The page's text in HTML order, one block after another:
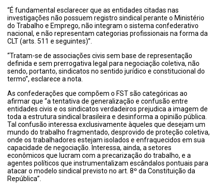
“É fundamental esclarecer que as entidades citadas nas
investigações não possuem registro sindical perante o Ministério
do Trabalho e Emprego, não integram o sistema confederativo
nacional, e não representam categorias profissionais na forma da
CLT (arts. 511 e seguintes)”.
“Tratam-se de associações civis sem base de representação
definida e sem prerrogativa legal para negociação coletiva, não
sendo, portanto, sindicatos no sentido jurídico e constitucional do
termo”, esclarece a nota.
As confederações que compõem o FST são categóricas ao
afirmar que “a tentativa de generalização e confusão entre
entidades civis e os sindicatos verdadeiros prejudica a imagem de
toda a estrutura sindical brasileira e desinforma a opinião pública.
Tal confusão interessa exclusivamente àqueles que desejam um
mundo do trabalho fragmentado, desprovido de proteção coletiva,
onde os trabalhadores estejam isolados e enfraquecidos em sua
capacidade de negociação. Interessa, ainda, a setores
econômicos que lucram com a precarização do trabalho, e a
agentes políticos que instrumentalizam escândalos pontuais para
atacar o modelo sindical previsto no art. 8º da Constituição da
República”.